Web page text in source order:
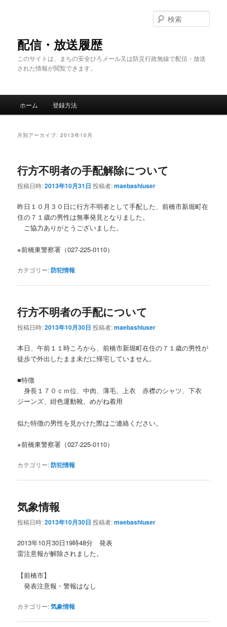
配信・放送履歴
このサイトは、まちの安全ひろメール又は防災行政無線で配信・放送
された情報が閲覧できます。
索
ホーム 登録方法
月別アーカイブ:2013年10月
行方不明者の手配解除について
投稿日時:2013年10月31日 投稿者:maebashiuser
昨日１０月３０日に行方不明者として手配した、前橋市新堀町在
住の７１歳の男性は無事発見となりました。
ご協力ありがとうございました。
※前橋東警察署（027-225-0110）
カテゴリー:防犯情報
行方不明者の手配について
投稿日時:2013年10月30日 投稿者:maebashiuser
本日、午前１１時ころから、前橋市新堀町在住の７１歳の男性が
徒歩で外出したまま未だに帰宅していません。
■特徴
身長１７０ｃｍ位、中肉、薄毛、上衣 赤襟のシャツ、下衣
ジーンズ、紺色運動靴、めがね着用
似た特徴の男性を見かけた際はご連絡ください。
※前橋東警察署（027-225-0110）
カテゴリー:防犯情報
気象情報
投稿日時:2013年10月30日 投稿者:maebashiuser
2013年10月30日19時48分 発表
雷注意報が解除されました。
【前橋市】
発表注意報・警報はなし
カテゴリー:気象情報